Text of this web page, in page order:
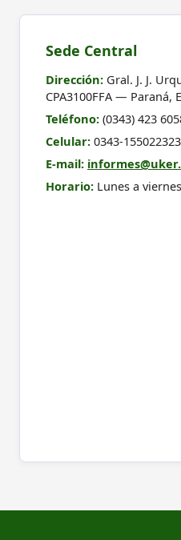
Sede Central
Dirección: Gral. J. J.
CPA3100FFA — Paraná,
Teléfono: (0343) 423
Celular: 0343-155022323
E-mail:
Horario: Lunes a